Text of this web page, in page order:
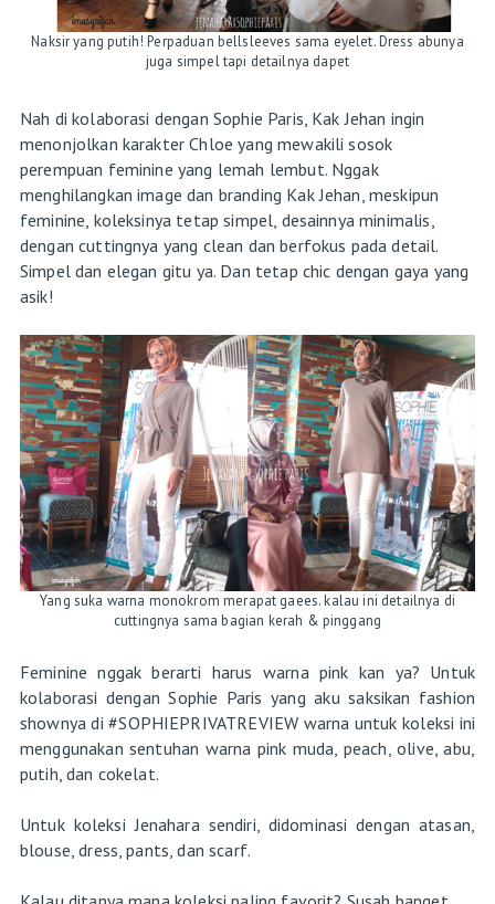
Naksir yang putih! Perpaduan bellsleeves sama eyelet. Dress abunya
juga simpel tapi detailnya dapet
Nah di kolaborasi dengan Sophie Paris, Kak Jehan ingin
menonjolkan karakter Chloe yang mewakili sosok
perempuan feminine yang lemah lembut. Nggak
menghilangkan image dan branding Kak Jehan, meskipun
feminine, koleksinya tetap simpel, desainnya minimalis,
dengan cuttingnya yang clean dan berfokus pada detail.
Simpel dan elegan gitu ya. Dan tetap chic dengan gaya yang
asik!
Yang suka warna monokrom merapat gaees. kalau ini detailnya di
cuttingnya sama bagian kerah & pinggang
Feminine nggak berarti harus warna pink kan ya? Untuk
kolaborasi dengan Sophie Paris yang aku saksikan fashion
shownya di #SOPHIEPRIVATREVIEW warna untuk koleksi ini
menggunakan sentuhan warna pink muda, peach, olive, abu,
putih, dan cokelat.
Untuk koleksi Jenahara sendiri, didominasi dengan atasan,
blouse, dress, pants, dan scarf.